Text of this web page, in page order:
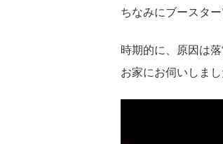
ちなみにブースタ
時期的に、原因は
お家にお伺いしまし